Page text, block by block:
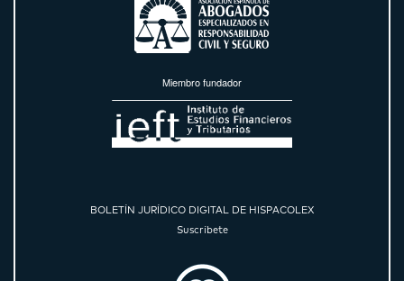
Miembro fundador
BOLETÍN JURÍDICO DIGITAL DE HISPACOLEX
Suscríbete